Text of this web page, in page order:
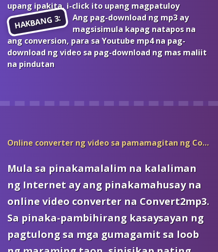
upang ipakita, i-click ito upang magpatuloy
HAKBANG 3:
Ang pag-download ng mp3 ay
magsisimula kapag natapos na
ang conversion, para sa Youtube mp4 na pag-
download ng video sa pag-download ng mas maliit
na pindutan
Online converter ng video sa pamamagitan ng Convert2mp3
Mula sa pinakamalalim na kalaliman
ng Internet ay ang pinakamahusay na
online video converter na Convert2mp3.
Sa pinaka-pambihirang kasaysayan ng
pagtulong sa mga gumagamit sa loob